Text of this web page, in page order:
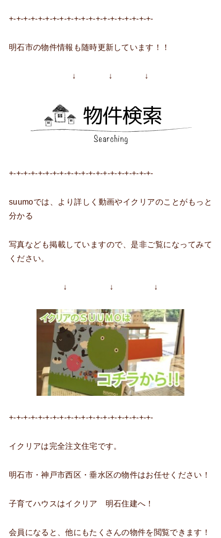
+-+-+-+-+-+-+-+-+-+-+-+-+-+-+-+-+-+-+-+-
明石市の物件情報も随時更新しています！！
↓ ↓ ↓
+-+-+-+-+-+-+-+-+-+-+-+-+-+-+-+-+-+-+-+-
suumoでは、より詳しく動画やイクリアのことがもっと
分かる
写真なども掲載していますので、是非ご覧になってみて
ください。
↓ ↓ ↓
+-+-+-+-+-+-+-+-+-+-+-+-+-+-+-+-+-+-+-+-
イクリアは完全注文住宅です。
明石市・神戸市西区・垂水区の物件はお任せください！
子育てハウスはイクリア 明石住建へ！
会員になると、他にもたくさんの物件を閲覧できます！